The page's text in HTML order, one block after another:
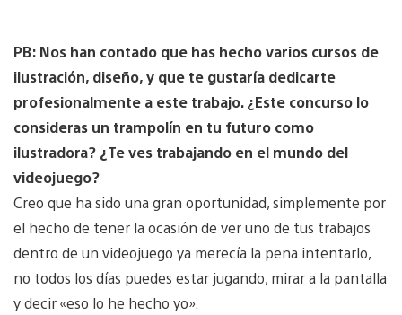
PB: Nos han contado que has hecho varios cursos de
ilustración, diseño, y que te gustaría dedicarte
profesionalmente a este trabajo. ¿Este concurso lo
consideras un trampolín en tu futuro como
ilustradora? ¿Te ves trabajando en el mundo del
videojuego?
Creo que ha sido una gran oportunidad, simplemente por
el hecho de tener la ocasión de ver uno de tus trabajos
dentro de un videojuego ya merecía la pena intentarlo,
no todos los días puedes estar jugando, mirar a la pantalla
y decir «eso lo he hecho yo».